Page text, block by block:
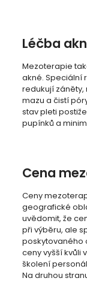
Léčba
Mezoterapie
akné. Speciální
redukují
mazu a čistí
stav pleti
pupínků a
Cena
Ceny
geografické
uvědomit, že
při výběru, ale
poskytovaného
ceny vyšší kvůli
školení
Na druhou